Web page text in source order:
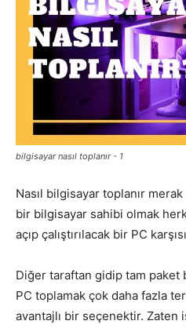
bilgisayar nasıl toplanır - 1
Nasıl bilgisayar toplanır
bir bilgisayar sahibi olmak
açıp çalıştırılacak bir PC
Diğer taraftan gidip tam paket
PC toplamak çok daha fazla
avantajlı bir seçenektir. Zaten